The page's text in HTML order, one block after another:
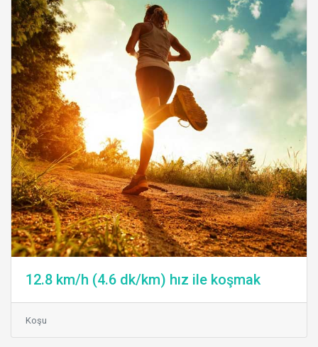
12.8 km/h (4.6 dk/km) hız ile koşmak
Koşu